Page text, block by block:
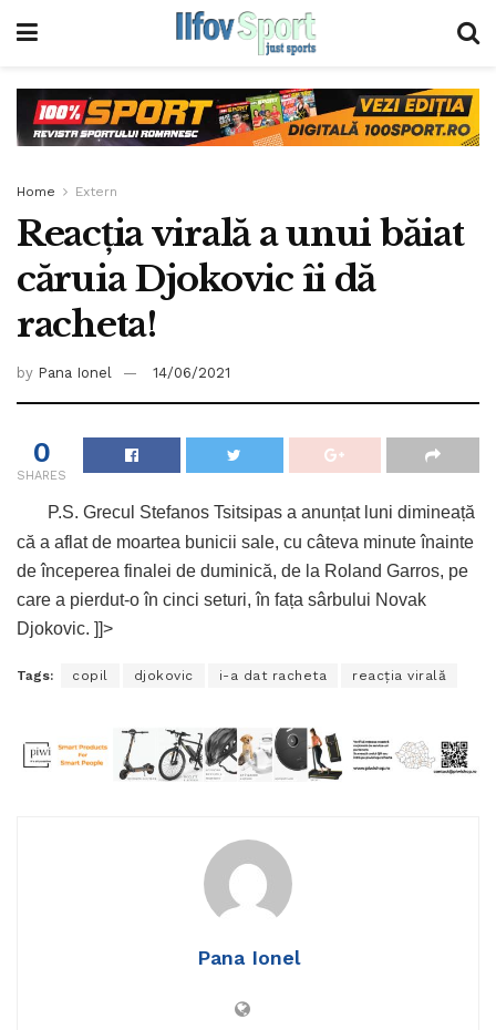
Home Extern
Reacția virală a unui băiat
căruia Djokovic îi dă
racheta!
by Pana Ionel 14/06/2021
0
SHARES
P.S. Grecul Stefanos Tsitsipas a anunțat luni dimineață
că a aflat de moartea bunicii sale, cu câteva minute înainte
de începerea finalei de duminică, de la Roland Garros, pe
care a pierdut-o în cinci seturi, în fața sârbului Novak
Djokovic. ]]>
Tags: copil djokovic i-a dat racheta reacția virală
Pana Ionel